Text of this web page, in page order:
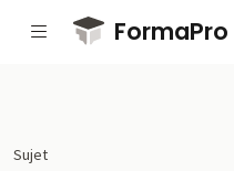
Passer au contenu principal
FormaPro
Sujet